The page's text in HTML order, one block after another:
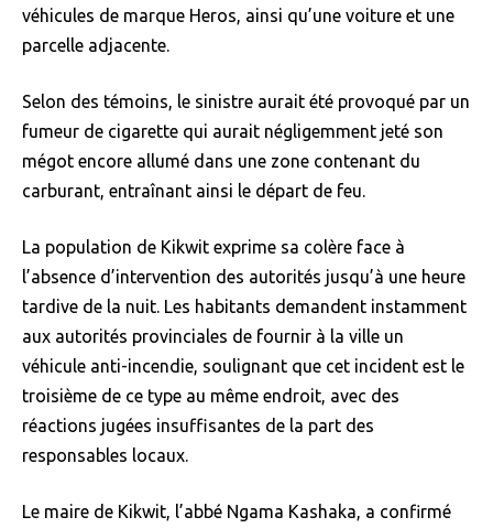
véhicules de marque Heros, ainsi qu’une voiture et une
parcelle adjacente.
Selon des témoins, le sinistre aurait été provoqué par un
fumeur de cigarette qui aurait négligemment jeté son
mégot encore allumé dans une zone contenant du
carburant, entraînant ainsi le départ de feu.
La population de Kikwit exprime sa colère face à
l’absence d’intervention des autorités jusqu’à une heure
tardive de la nuit. Les habitants demandent instamment
aux autorités provinciales de fournir à la ville un
véhicule anti-incendie, soulignant que cet incident est le
troisième de ce type au même endroit, avec des
réactions jugées insuffisantes de la part des
responsables locaux.
Le maire de Kikwit, l’abbé Ngama Kashaka, a confirmé